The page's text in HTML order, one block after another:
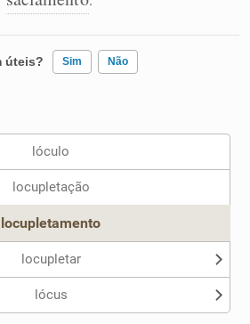
úteis? Sim Não
apresentados me ajudou
lóculo
locupletação
locupletamento
locupletar
lócus